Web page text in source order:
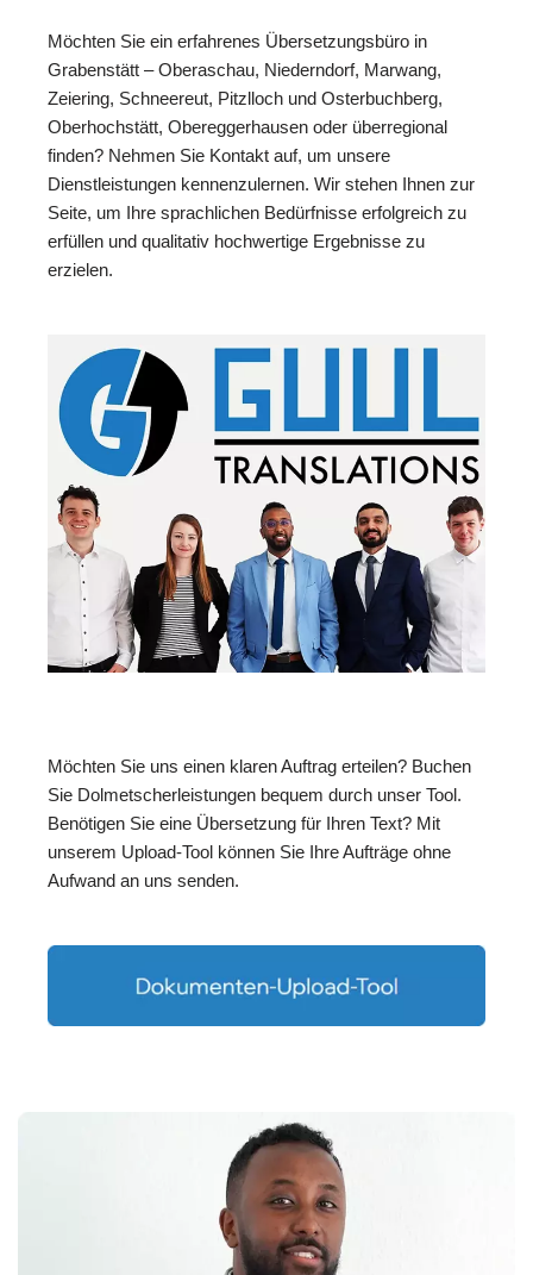
Möchten Sie ein erfahrenes Übersetzungsbüro in
Grabenstätt – Oberaschau, Niederndorf, Marwang,
Zeiering, Schneereut, Pitzlloch und Osterbuchberg,
Oberhochstätt, Obereggerhausen oder überregional
finden? Nehmen Sie Kontakt auf, um unsere
Dienstleistungen kennenzulernen. Wir stehen Ihnen zur
Seite, um Ihre sprachlichen Bedürfnisse erfolgreich zu
erfüllen und qualitativ hochwertige Ergebnisse zu
erzielen.
Möchten Sie uns einen klaren Auftrag erteilen? Buchen
Sie Dolmetscherleistungen bequem durch unser Tool.
Benötigen Sie eine Übersetzung für Ihren Text? Mit
unserem Upload-Tool können Sie Ihre Aufträge ohne
Aufwand an uns senden.